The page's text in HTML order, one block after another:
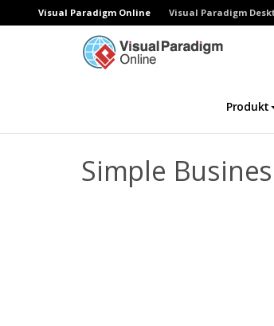
Visual Paradigm Online Visual Paradigm
Produkt
Simple